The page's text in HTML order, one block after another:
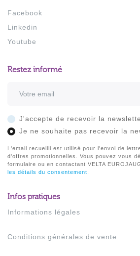
Facebook
Linkedin
Youtube
Restez informé
J'accepte de recevoir la
Je ne souhaite pas recevoir la
L'email recueilli est utilisé pour l'envoi de
d'offres promotionnelles. Vous pouvez vous
formulaire ou en contactant VELTA
les détails du consentement.
Infos pratiques
Informations légales
Conditions générales de vente